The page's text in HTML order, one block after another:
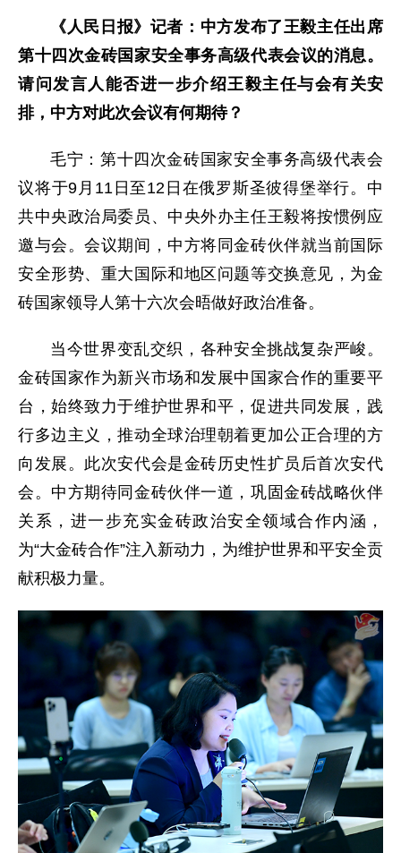
《人民日报》记者：中方发布了王毅主任出席
第十四次金砖国家安全事务高级代表会议的消息。
请问发言人能否进一步介绍王毅主任与会有关安
排，中方对此次会议有何期待？
毛宁：第十四次金砖国家安全事务高级代表会
议将于9月11日至12日在俄罗斯圣彼得堡举行。中
共中央政治局委员、中央外办主任王毅将按惯例应
邀与会。会议期间，中方将同金砖伙伴就当前国际
安全形势、重大国际和地区问题等交换意见，为金
砖国家领导人第十六次会晤做好政治准备。
当今世界变乱交织，各种安全挑战复杂严峻。
金砖国家作为新兴市场和发展中国家合作的重要平
台，始终致力于维护世界和平，促进共同发展，践
行多边主义，推动全球治理朝着更加公正合理的方
向发展。此次安代会是金砖历史性扩员后首次安代
会。中方期待同金砖伙伴一道，巩固金砖战略伙伴
关系，进一步充实金砖政治安全领域合作内涵，
为“大金砖合作”注入新动力，为维护世界和平安全贡
献积极力量。